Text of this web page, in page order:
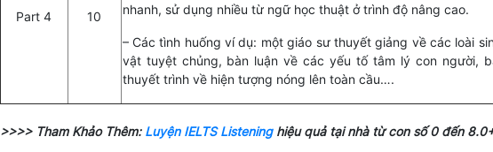
Part 4 10
nhanh, sử dụng nhiều từ ngữ học thuật ở trình độ nâng cao.
– Các tình huống ví dụ: một giáo sư thuyết giảng về các loài
vật tuyệt chủng, bàn luận về các yếu tố tâm lý con người,
thuyết trình về hiện tượng nóng lên toàn cầu….
>>>> Tham Khảo Thêm: Luyện IELTS Listeninghiệu quả tại nhà từ con số 0 đến